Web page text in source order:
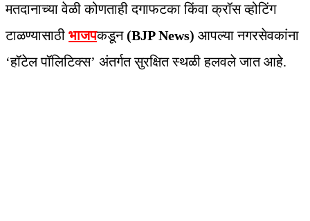
मतदानाच्या वेळी कोणताही दगाफटका किंवा क्रॉस व्होटिंग
टाळण्यासाठी भाजपकडून(BJP News) आपल्या नगरसेवकांना
‘हॉटेल पॉलिटिक्स’ अंतर्गत सुरक्षित स्थळी हलवले जात आहे.